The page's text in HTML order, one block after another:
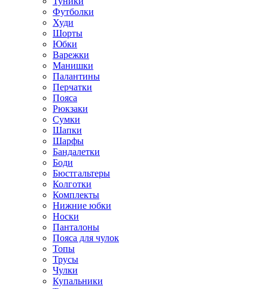
Футболки
Худи
Шорты
Юбки
Варежки
Манишки
Палантины
Перчатки
Пояса
Рюкзаки
Сумки
Шапки
Шарфы
Бандалетки
Боди
Бюстгальтеры
Колготки
Комплекты
Нижние юбки
Носки
Панталоны
Поясa для чулок
Топы
Трусы
Чулки
Купальники